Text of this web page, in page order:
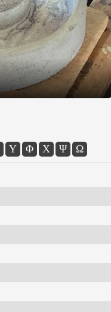
Υ Φ Χ Ψ Ω